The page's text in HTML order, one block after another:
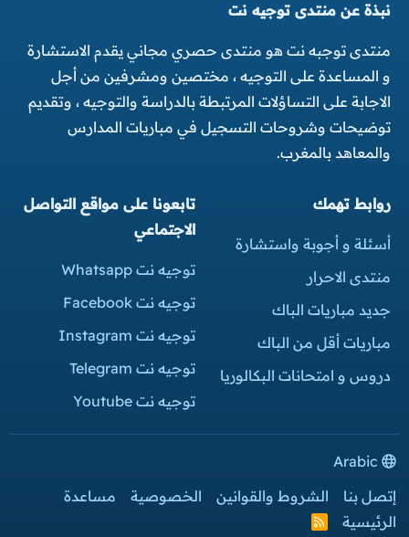
نبذة عن منتدى توجيه نت
منتدى توجبه نت هو منتدى حصري مجاني يقدم الاستشارة
و المساعدة على التوجيه ، مختصين ومشرفين من أجل
الاجابة على التساؤلات المرتبطة بالدراسة والتوجيه ، وتقديم
توضيحات وشروحات التسجيل في مباريات المدارس
والمعاهد بالمغرب.
روابط تهمك
أسئلة و أجوبة واستشارة
منتدى الاحرار
جديد مباريات الباك
مباريات أقل من الباك
دروس و امتحانات البكالوريا
تابعونا على مواقع التواصل
الاجتماعي
توجيه نت Whatsapp
توجيه نت Facebook
توجيه نت Instagram
توجيه نت Telegram
توجيه نت Youtube
إتصل بنا
الشروط والقوانين الخصوصية
مساعدة
الرئيسية
R